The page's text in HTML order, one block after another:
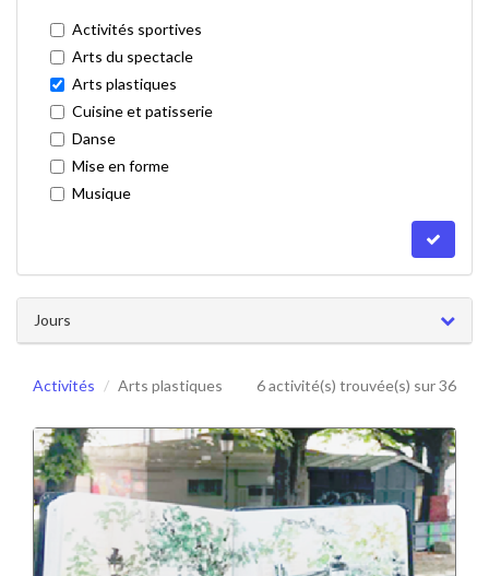
Activités sportives
Arts du spectacle
Arts plastiques
Cuisine et patisserie
Danse
Mise en forme
Musique
Jours
Activités Arts plastiques 6 activité(s) trouvée(s) sur 36